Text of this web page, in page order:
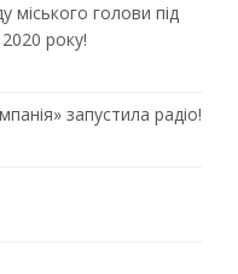
міського голови під
року!
запустила радіо!